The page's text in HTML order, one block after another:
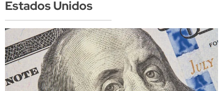
Estados Unidos